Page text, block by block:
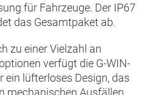
für Fahrzeuge. Der IP67
das Gesamtpaket ab.
zu einer Vielzahl an
verfügt die G-WIN-
ein lüfterloses Design, das
mechanischen Ausfällen